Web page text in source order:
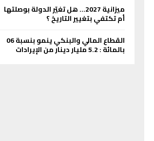
ميزانية 2027… هل تغيّر الدولة بوصلتها
أم تكتفي بتغيير التاريخ ؟
القطاع المالي والبنكي ينمو بنسبة 06
بالمائة : 5.2 مليار دينار من الإيرادات